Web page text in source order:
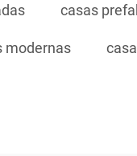
casas
modernas